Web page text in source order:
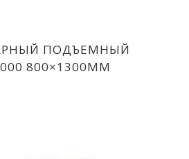
ПОДЪЕМНЫЙ
800×1300ММ